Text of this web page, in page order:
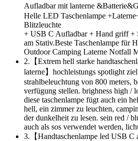
Aufladbar mit lanterne
Helle LED Taschenlampe
Blitzleuchte
+ USB C Aufladbar + Hand griff +
am Stativ.Beste Taschenlampe für
Outdoor Camping Laterne Notfall
2.【Extrem hell starke
laterne】hochleistungs spotlight
strahlbeleuchtung von 800 meters,
verfügung stellen. brighness high /
diese taschenlampe fügt auch ein
hell, ein zimmer zu leuchten,
der dunkelheit zu lesen. sein red /
auch als sos verwendet werden,
3.【Handtaschenlampe led USB C